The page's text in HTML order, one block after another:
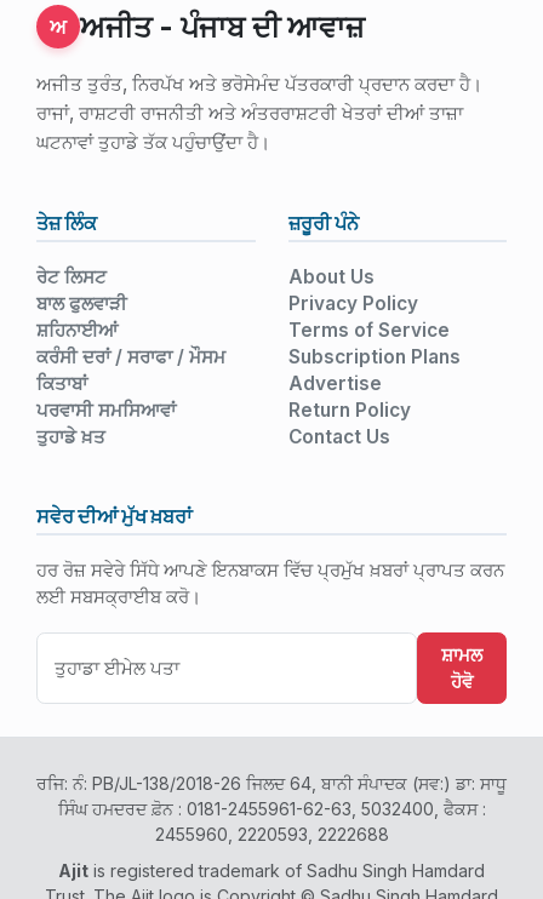
ਅ ਅਜੀਤ - ਪੰਜਾਬ ਦੀ ਆਵਾਜ਼
ਅਜੀਤ ਤੁਰੰਤ, ਨਿਰਪੱਖ ਅਤੇ ਭਰੋਸੇਮੰਦ ਪੱਤਰਕਾਰੀ ਪ੍ਰਦਾਨ ਕਰਦਾ ਹੈ।
ਰਾਜਾਂ, ਰਾਸ਼ਟਰੀ ਰਾਜਨੀਤੀ ਅਤੇ ਅੰਤਰਰਾਸ਼ਟਰੀ ਖੇਤਰਾਂ ਦੀਆਂ ਤਾਜ਼ਾ
ਘਟਨਾਵਾਂ ਤੁਹਾਡੇ ਤੱਕ ਪਹੁੰਚਾਉਂਦਾ ਹੈ।
ਤੇਜ਼ ਲਿੰਕ
ਰੇਟ ਲਿਸਟ
ਬਾਲ ਫੁਲਵਾੜੀ
ਸ਼ਹਿਨਾਈਆਂ
ਕਰੰਸੀ ਦਰਾਂ / ਸਰਾਫਾ / ਮੌਸਮ
ਕਿਤਾਬਾਂ
ਪਰਵਾਸੀ ਸਮਸਿਆਵਾਂ
ਤੁਹਾਡੇ ਖ਼ਤ
ਜ਼ਰੂਰੀ ਪੰਨੇ
About Us
Privacy Policy
Terms of Service
Subscription Plans
Advertise
Return Policy
Contact Us
ਸਵੇਰ ਦੀਆਂ ਮੁੱਖ ਖ਼ਬਰਾਂ
ਹਰ ਰੋਜ਼ ਸਵੇਰੇ ਸਿੱਧੇ ਆਪਣੇ ਇਨਬਾਕਸ ਵਿੱਚ ਪ੍ਰਮੁੱਖ ਖ਼ਬਰਾਂ ਪ੍ਰਾਪਤ ਕਰਨ
ਲਈ ਸਬਸਕ੍ਰਾਈਬ ਕਰੋ।
ਸ਼ਾਮਲ
ਹੋਵੋ
ਰਜਿ: ਨੰ: PB/JL-138/2018-26 ਜਿਲਦ 64, ਬਾਨੀ ਸੰਪਾਦਕ (ਸਵ:) ਡਾ: ਸਾਧੂ
ਸਿੰਘ ਹਮਦਰਦ ਫ਼ੋਨ : 0181-2455961-62-63, 5032400, ਫੈਕਸ :
2455960, 2220593, 2222688
Ajit is registered trademark of Sadhu Singh Hamdard